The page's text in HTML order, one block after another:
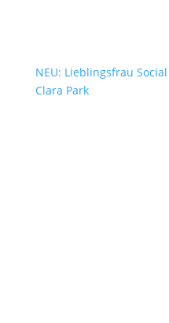
NEU: Lieblingsfrau
Clara Park